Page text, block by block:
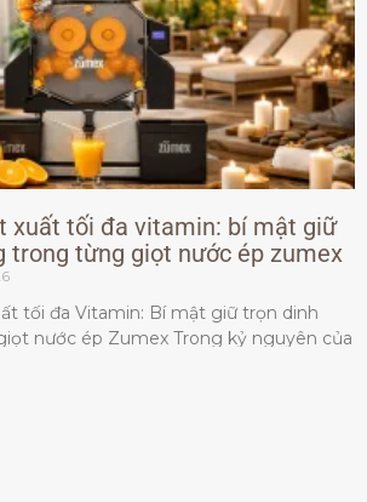
xuất tối đa vitamin: bí mật giữ
trong từng giọt nước ép zumex
tối đa Vitamin: Bí mật giữ trọn dinh
nước ép Zumex Trong kỷ nguyên của